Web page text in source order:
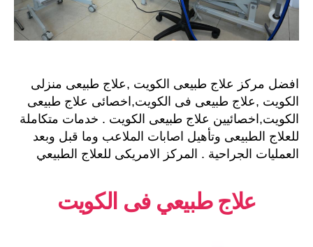
افضل مركز علاج طبيعى الكويت ,علاج طبيعى منزلى
الكويت ,علاج طبيعى فى الكويت,اخصائى علاج طبيعى
الكويت,اخصائيين علاج طبيعى الكويت . خدمات متكاملة
للعلاج الطبيعى وتأهيل اصابات الملاعب وما قبل وبعد
العمليات الجراحية . المركز الامريكى للعلاج الطبيعي
علاج طبيعي فى الكويت